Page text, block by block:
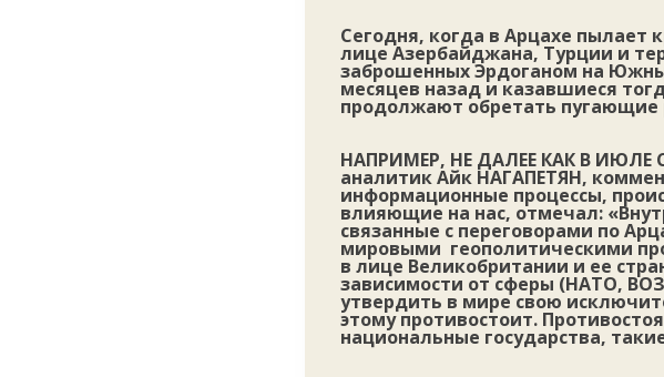
Сегодня, когда в Арцахе пылает
лице Азербайджана, Турции и
заброшенных Эрдоганом на
месяцев назад и казавшиеся
продолжают обретать пугающие
НАПРИМЕР, НЕ ДАЛЕЕ КАК В ИЮЛЕ
аналитик Айк НАГАПЕТЯН,
информационные процессы,
влияющие на нас, отмечал:
связанные с переговорами по
мировыми геополитическими
в лице Великобритании и ее
зависимости от сферы (НАТО,
утвердить в мире свою
этому противостоит.
национальные государства,